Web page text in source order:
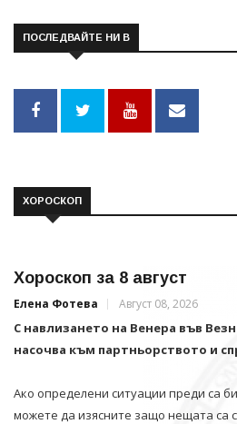
ПОСЛЕДВАЙТЕ НИ В
ХОРОСКОП
Хороскоп за 8 август
Елена Фотева Август 08, 2026
С навлизането на Венера във
насочва към партньорството и
Ако определени ситуации преди са
можете да изясните защо нещата са